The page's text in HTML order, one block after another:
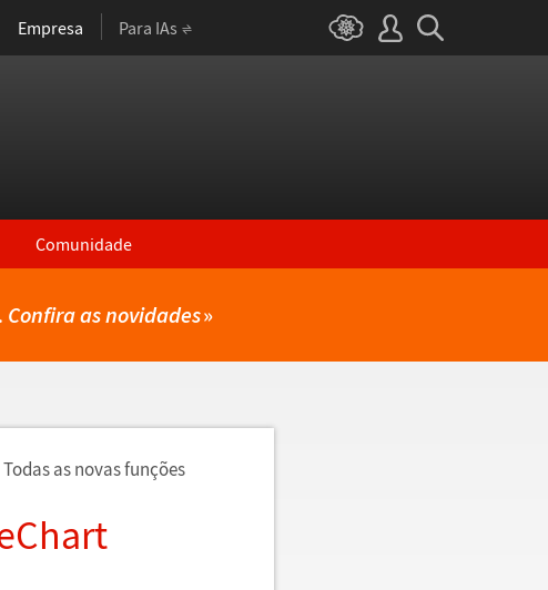
Empresa Para IAs
Comunidade
Confira as novidades»
Todas as novas funções